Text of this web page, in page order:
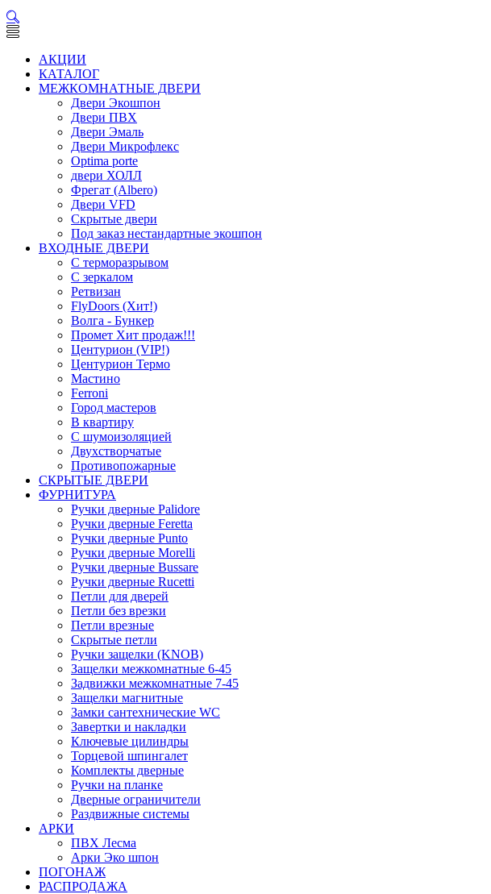
АКЦИИ
КАТАЛОГ
МЕЖКОМНАТНЫЕ ДВЕРИ
Двери Экошпон
Двери ПВХ
Двери Эмаль
Двери Микрофлекс
Optima porte
двери ХОЛЛ
Фрегат (Albero)
Двери VFD
Скрытые двери
Под заказ нестандартные экошпон
ВХОДНЫЕ ДВЕРИ
С терморазрывом
С зеркалом
Ретвизан
FlyDoors (Хит!)
Волга - Бункер
Промет Хит продаж!!!
Центурион (VIP!)
Центурион Термо
Мастино
Ferroni
Город мастеров
В квартиру
С шумоизоляцией
Двухстворчатые
Противопожарные
СКРЫТЫЕ ДВЕРИ
ФУРНИТУРА
Ручки дверные Palidore
Ручки дверные Feretta
Ручки дверные Punto
Ручки дверные Morelli
Ручки дверные Bussare
Ручки дверные Rucetti
Петли для дверей
Петли без врезки
Петли врезные
Скрытые петли
Ручки защелки (KNOB)
Защелки межкомнатные 6-45
Задвижки межкомнатные 7-45
Защелки магнитные
Замки сантехнические WC
Завертки и накладки
Ключевые цилиндры
Торцевой шпингалет
Комплекты дверные
Ручки на планке
Дверные ограничители
Раздвижные системы
АРКИ
ПВХ Лесма
Арки Эко шпон
ПОГОНАЖ
РАСПРОДАЖА